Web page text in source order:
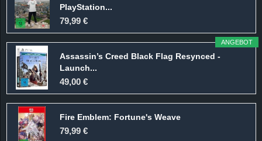
PlayStation...
79,99 €
ANGEBOT
Assassin’s Creed Black Flag Resynced -
Launch...
49,00 €
Fire Emblem: Fortune's Weave
79,99 €